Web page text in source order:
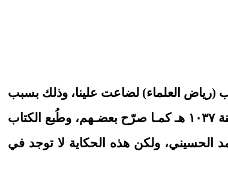
(رياض العلماء) لضاعت علينا، وذلك بسبب
ضياع خمسة مجلدات من أصل عشرة من كتاب <رياض العلماء > لمؤلفه الآميرزا عبد الله الأفندي الذي كان حياً سنة ١٠٣٧ هـ كمـا صرّح بعضـهم، وطُبع الكتاب
أحمد الحسيني، ولكن هذه الحكاية لا توجد في